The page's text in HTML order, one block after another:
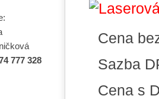
Cena
Sazba
Cena s
777 328